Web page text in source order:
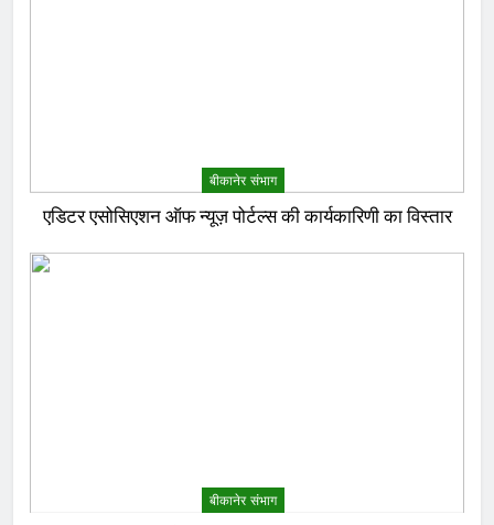
बीकानेर संभाग
एडिटर एसोसिएशन ऑफ न्यूज़ पोर्टल्स की कार्यकारिणी का विस्तार
बीकानेर संभाग